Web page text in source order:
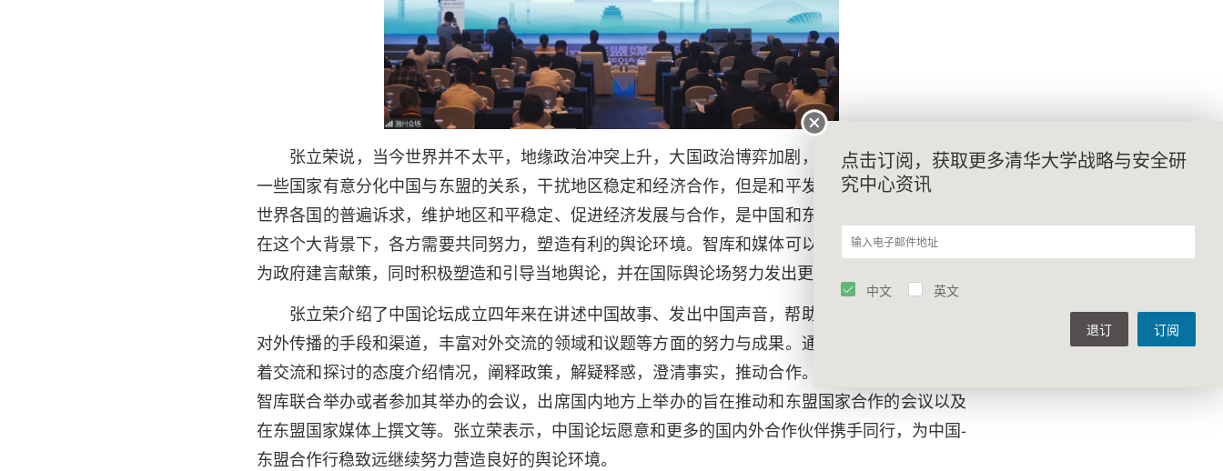
张立荣说，当今世界并不太平，地缘政治冲突上升，大国政治博弈加剧，全球经贸环境恶化，
一些国家有意分化中国与东盟的关系，干扰地区稳定和经济合作，但是和平发展、合作共赢依然是
世界各国的普遍诉求，维护地区和平稳定、促进经济发展与合作，是中国和东盟国家的共同愿望。
在这个大背景下，各方需要共同努力，塑造有利的舆论环境。智库和媒体可以发挥积极的影响力，
为政府建言献策，同时积极塑造和引导当地舆论，并在国际舆论场努力发出更有力的亚洲声音。
张立荣介绍了中国论坛成立四年来在讲述中国故事、发出中国声音，帮助世界了解中国，拓展
对外传播的手段和渠道，丰富对外交流的领域和议题等方面的努力与成果。通过以专业的视角，抱
着交流和探讨的态度介绍情况，阐释政策，解疑释惑，澄清事实，推动合作。其中包括与东盟国家
智库联合举办或者参加其举办的会议，出席国内地方上举办的旨在推动和东盟国家合作的会议以及
在东盟国家媒体上撰文等。张立荣表示，中国论坛愿意和更多的国内外合作伙伴携手同行，为中国-
东盟合作行稳致远继续努力营造良好的舆论环境。
点击订阅，获取更多清华大学战略与安全研
究中心资讯
中文 英文
订阅
退订